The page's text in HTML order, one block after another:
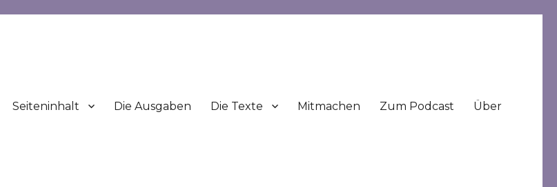
Seiteninhalt Die Ausgaben Die Texte Mitmachen Zum Podcast Über